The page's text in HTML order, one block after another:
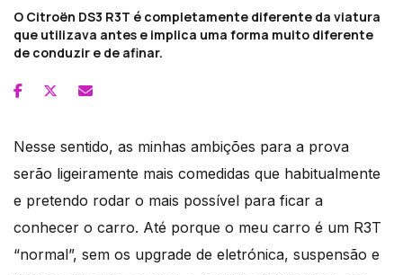
O Citroën DS3 R3T é completamente diferente da viatura
que utilizava antes e implica uma forma muito diferente
de conduzir e de afinar.
Nesse sentido, as minhas ambições para a prova
serão ligeiramente mais comedidas que habitualmente
e pretendo rodar o mais possível para ficar a
conhecer o carro. Até porque o meu carro é um R3T
“normal”, sem os upgrade de eletrónica, suspensão e